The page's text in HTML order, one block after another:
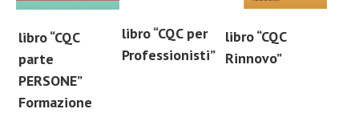
libro “CQC
parte
PERSONE”
Formazione
libro “CQC per
Professionisti”
libro “CQC
Rinnovo”